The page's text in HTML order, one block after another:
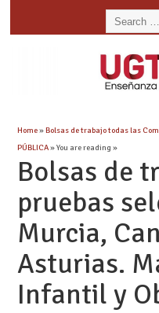
Home»Bolsas de trabajo todas las
PÚBLICA» You are reading »
Bolsas de
pruebas
Murcia,
Asturias.
Infantil y